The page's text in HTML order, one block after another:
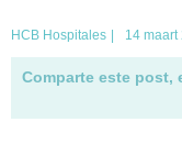
HCB Hospitales | 14 maart
Comparte este post,